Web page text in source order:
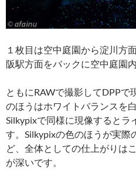
１枚目は空中庭園から淀川方
阪駅方面をバックに空中庭園
ともにRAWで撮影してDPPで
のほうはホワイトバランスを
Silkypixで同様に現像するとラ
す。Silkypixの色のほうが実際
ど、全体としての仕上がりは
が深いです。